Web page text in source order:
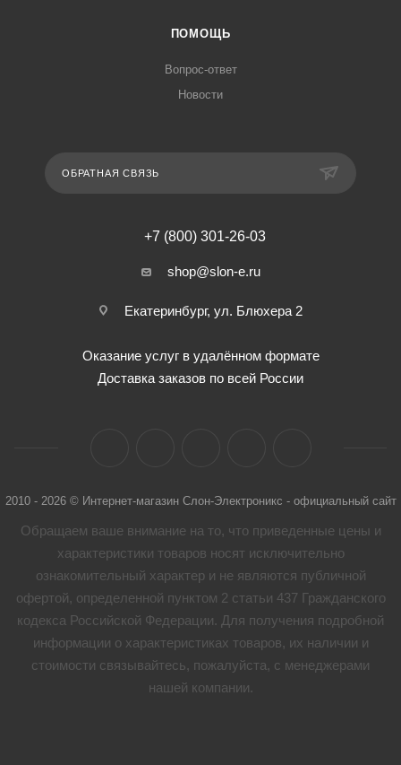
ПОМОЩЬ
Вопрос-ответ
Новости
ОБРАТНАЯ СВЯЗЬ
+7 (800) 301-26-03
shop@slon-e.ru
Екатеринбург, ул. Блюхера 2
Оказание услуг в удалённом формате
Доставка заказов по всей России
2010 - 2026 © Интернет-магазин Слон-Электроникс - официальный сайт
Обращаем ваше внимание на то, что приведенные цены и
характеристики товaров носят исключительно
ознакомительный характер и не являются публичной
офертой, определенной пунктом 2 статьи 437 Гражданского
кодекса Российской Федерации. Для получения подробной
информации о характеристиках товaров, их наличии и
стоимости связывайтесь, пожалуйста, с менеджерами
нашей компании.